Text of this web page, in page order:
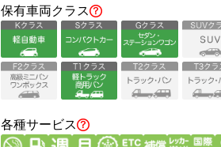
保有車両クラス
各種サービス